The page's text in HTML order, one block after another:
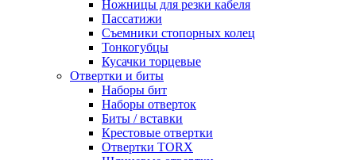
Ножницы для резки кабеля
Пассатижи
Съемники стопорных колец
Тонкогубцы
Кусачки торцевые
Отвертки и биты
Наборы бит
Наборы отверток
Биты / вставки
Крестовые отвертки
Отвертки TORX